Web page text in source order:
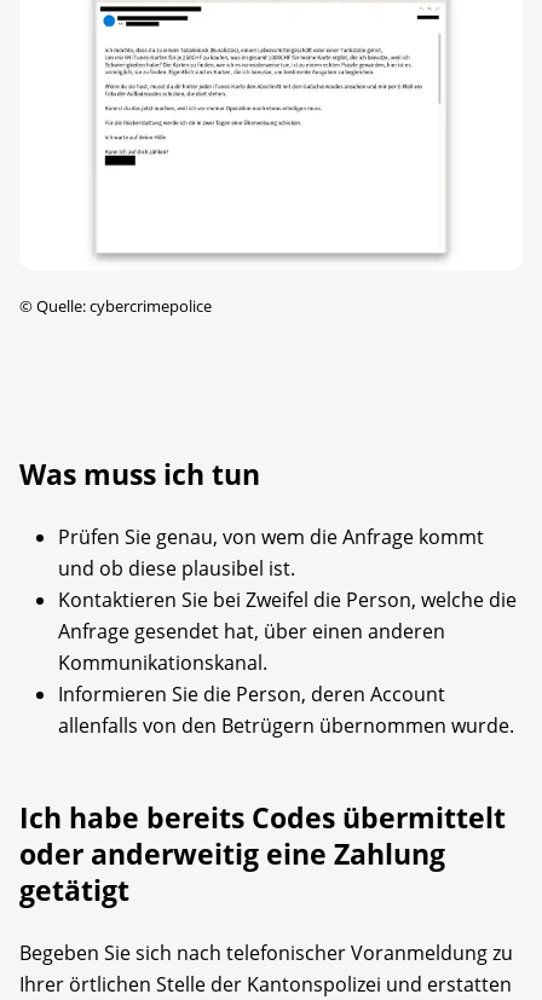
©Quelle: cybercrimepolice
Was muss ich tun
Prüfen Sie genau, von wem die Anfrage kommt
und ob diese plausibel ist.
Kontaktieren Sie bei Zweifel die Person, welche die
Anfrage gesendet hat, über einen anderen
Kommunikationskanal.
Informieren Sie die Person, deren Account
allenfalls von den Betrügern übernommen wurde.
Ich habe bereits Codes übermittelt
oder anderweitig eine Zahlung
getätigt
Begeben Sie sich nach telefonischer Voranmeldung zu
Ihrer örtlichen Stelle der Kantonspolizei und erstatten